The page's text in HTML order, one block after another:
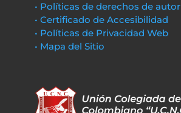
• Políticas de derechos de autor
• Certificado de Accesibilidad
• Políticas de Privacidad Web
• Mapa del Sitio